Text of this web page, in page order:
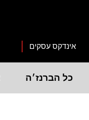
אינדקס עסקים
כל הברנז׳ה